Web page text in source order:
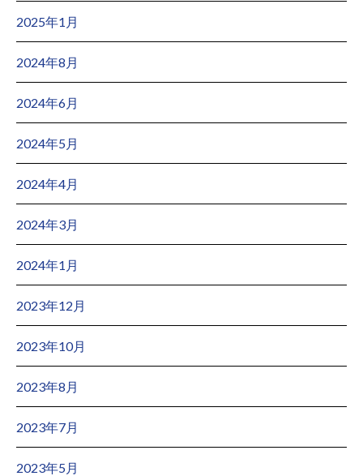
2025年1月
2024年8月
2024年6月
2024年5月
2024年4月
2024年3月
2024年1月
2023年12月
2023年10月
2023年8月
2023年7月
2023年5月